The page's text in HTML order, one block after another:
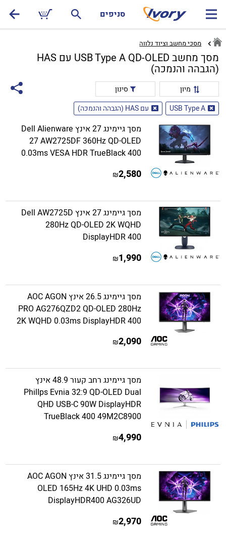
סניפים
מסכי מחשב וציוד נלווה
מסך מחשב USB Type A QD-OLED עם HAS
(הגבהה והנמכה)
מיון
סינון
USB Type A
עם HAS (הגבהה והנמכה)
מסך גיימינג 27 אינץ Dell Alienware
27 AW2725DF 360Hz QD-OLED
0.03ms VESA HDR TrueBlack 400
2,580
₪
מסך גיימינג 27 אינץ Dell AW2725D
280Hz QD-OLED 2K WQHD
DisplayHDR 400
1,990
₪
מסך גיימינג 26.5 אינץ AOC AGON
PRO AG276QZD2 QD-OLED 280Hz
2K WQHD 0.03ms DisplayHDR 400
2,090
₪
מסך גיימינג רחב קעור 48.9 אינץ
PhilIps Evnia 32:9 QD-OLED Dual
QHD USB-C 90W DisplayHDR
TrueBlack 400 49M2C8900
4,990
₪
מסך גיימינג 31.5 אינץ AOC AGON
OLED 165Hz 4K UHD 0.03ms
DisplayHDR400 AG326UD
2,970
₪